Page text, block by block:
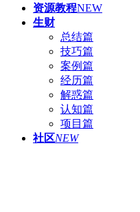
资源教程NEW
生财
总结篇
技巧篇
案例篇
经历篇
解惑篇
认知篇
项目篇
社区NEW